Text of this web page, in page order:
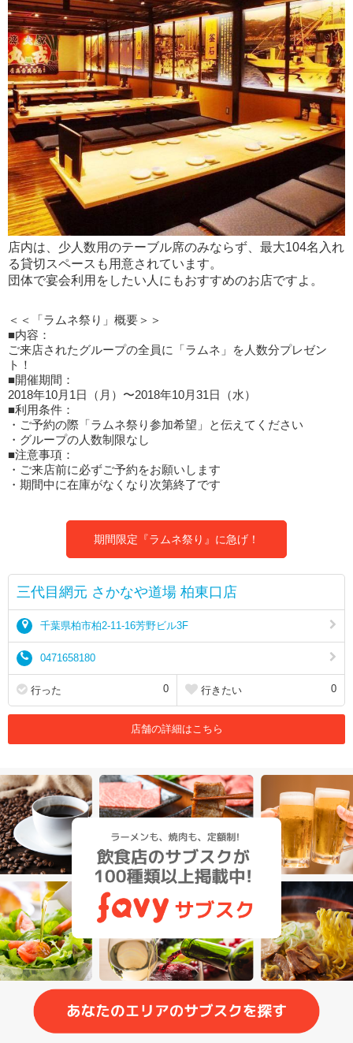
店内は、少人数用のテーブル席のみならず、最大104名入れ
る貸切スペースも用意されています。
団体で宴会利用をしたい人にもおすすめのお店ですよ。
＜＜「ラムネ祭り」概要＞＞
■内容：
ご来店されたグループの全員に「ラムネ」を人数分プレゼン
ト！
■開催期間：
2018年10月1日（月）〜2018年10月31日（水）
■利用条件：
・ご予約の際「ラムネ祭り参加希望」と伝えてください
・グループの人数制限なし
■注意事項：
・ご来店前に必ずご予約をお願いします
・期間中に在庫がなくなり次第終了です
期間限定『ラムネ祭り』に急げ！
三代目網元 さかなや道場 柏東口店
千葉県柏市柏2-11-16芳野ビル3F
0471658180
行った 0 行きたい 0
店舗の詳細はこちら